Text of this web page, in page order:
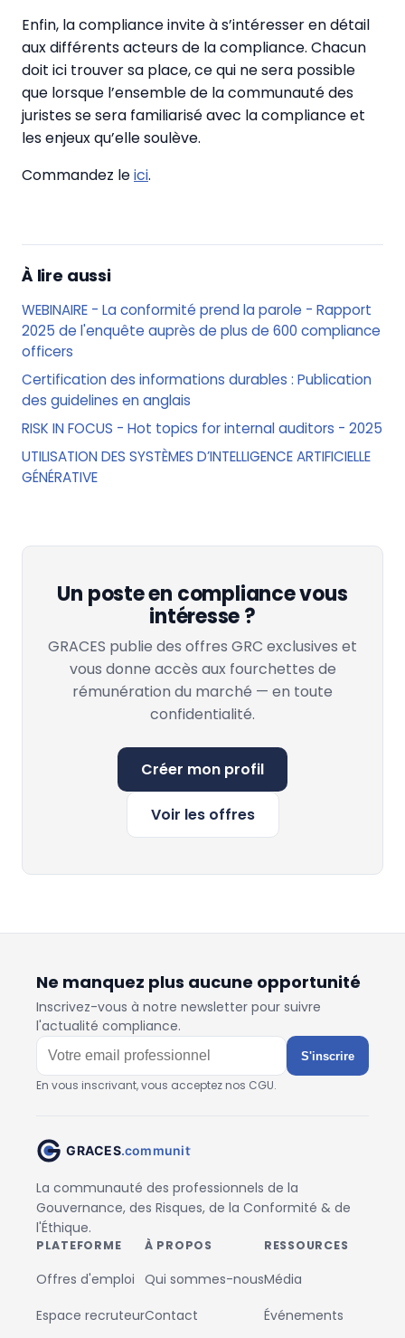
Enfin, la compliance invite à s’intéresser en détail
aux différents acteurs de la compliance. Chacun
doit ici trouver sa place, ce qui ne sera possible
que lorsque l’ensemble de la communauté des
juristes se sera familiarisé avec la compliance et
les enjeux qu’elle soulève.
Commandez leici.
À lire aussi
WEBINAIRE - La conformité prend la parole - Rapport
2025 de l'enquête auprès de plus de 600 compliance
officers
Certification des informations durables : Publication
des guidelines en anglais
RISK IN FOCUS - Hot topics for internal auditors - 2025
UTILISATION DES SYSTÈMES D’INTELLIGENCE ARTIFICIELLE
GÉNÉRATIVE
Un poste en compliance vous
intéresse ?
GRACES publie des offres GRC exclusives et
vous donne accès aux fourchettes de
rémunération du marché — en toute
confidentialité.
Créer mon profil
Voir les offres
Ne manquez plus aucune opportunité
Inscrivez-vous à notre newsletter pour suivre
l'actualité compliance.
S'inscrire
En vous inscrivant, vous acceptez nos CGU.
La communauté des professionnels de la
Gouvernance, des Risques, de la Conformité & de
l'Éthique.
PLATEFORME
Offres d'emploi
Espace recruteur
À PROPOS
Qui sommes-nous
Contact
RESSOURCES
Média
Événements